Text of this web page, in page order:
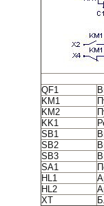
QF1
KM1
KM2
KK1
SB1
SB2
SB3
SA1
HL1
HL2
XT